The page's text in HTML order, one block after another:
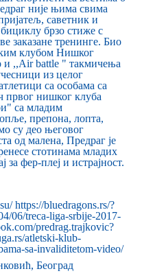
није њима свима
саветник и
брзо стиже с
заказане тренинге. Био
клубом Нишког
и ,,Air battle " такмичења
из целог
са особама са
првог нишког клуба
са младим
препона, лопта,
су део његовог
од малена, Предраг је
стотинама младих
за фер-плеј и истрајност.
https://bluedragons.rs/?
06/treca-liga-srbije-2017-
predrag.trajkovic?
atletski-klub-
sa-invaliditetom-video/
Београд